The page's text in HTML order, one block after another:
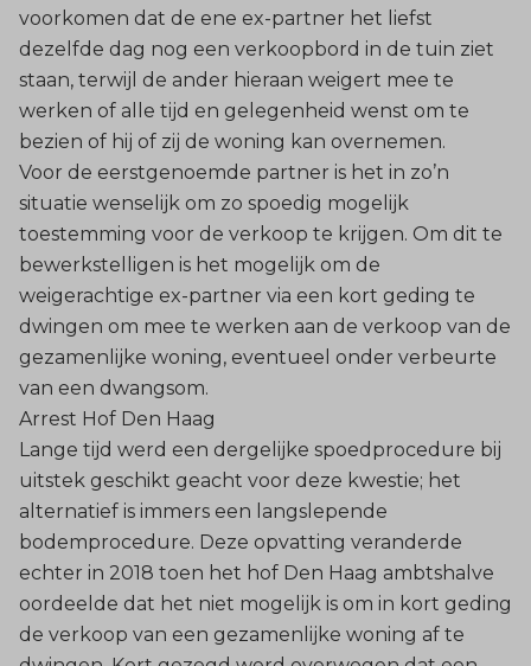
voorkomen dat de ene ex-partner het liefst
dezelfde dag nog een verkoopbord in de tuin ziet
staan, terwijl de ander hieraan weigert mee te
werken of alle tijd en gelegenheid wenst om te
bezien of hij of zij de woning kan overnemen.
Voor de eerstgenoemde partner is het in zo’n
situatie wenselijk om zo spoedig mogelijk
toestemming voor de verkoop te krijgen. Om dit te
bewerkstelligen is het mogelijk om de
weigerachtige ex-partner via een kort geding te
dwingen om mee te werken aan de verkoop van de
gezamenlijke woning, eventueel onder verbeurte
van een dwangsom.
Arrest Hof Den Haag
Lange tijd werd een dergelijke spoedprocedure bij
uitstek geschikt geacht voor deze kwestie; het
alternatief is immers een langslepende
bodemprocedure. Deze opvatting veranderde
echter in 2018 toen het hof Den Haag ambtshalve
oordeelde dat het niet mogelijk is om in kort geding
de verkoop van een gezamenlijke woning af te